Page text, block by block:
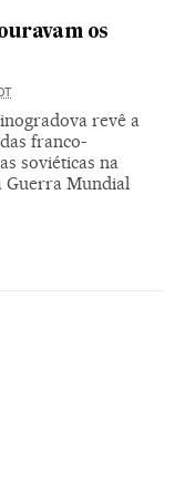
os
revê a
franco-
soviéticas na
Guerra Mundial